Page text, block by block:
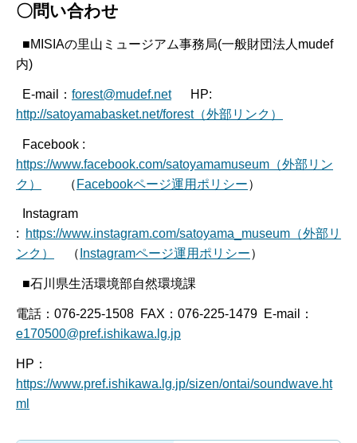
〇問い合わせ
■MISIAの里山ミュージアム事務局(一般財団法人mudef
内)
E-mail： forest@mudef.netHP:
http://satoyamabasket.net/forest（外部リンク）
Facebook :
https://www.facebook.com/satoyamamuseum（外部リン
ク）
（ Facebookページ運用ポリシー）
Instagram
:
https://www.instagram.com/satoyama_museum（外部リ
ンク）
（ Instagramページ運用ポリシー）
■石川県生活環境部自然環境課
電話：076-225-1508 FAX：076-225-1479 E-mail：
e170500@pref.ishikawa.lg.jp
HP：
https://www.pref.ishikawa.lg.jp/sizen/ontai/soundwave.ht
ml